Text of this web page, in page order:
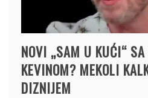
NOVI „SAM U KUĆI“
KEVINOM? MEKOLI
DIZNIJEM